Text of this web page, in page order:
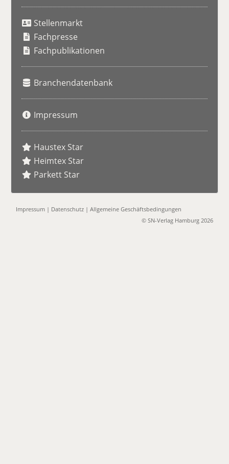
Stellenmarkt
Fachpresse
Fachpublikationen
Branchendatenbank
Impressum
Haustex Star
Heimtex Star
Parkett Star
Impressum | Datenschutz |Allgemeine Geschäftsbedingungen
© SN-Verlag Hamburg 2026